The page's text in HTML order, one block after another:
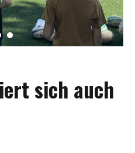
sich auch